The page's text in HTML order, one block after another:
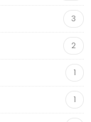
3
2
1
1